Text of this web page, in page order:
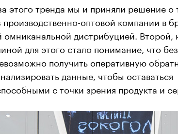
этого тренда мы и приняли решение
производственно-оптовой компании в
омниканальной дистрибуцией. Второй,
для этого стало понимание, что
получить оперативную
данные, чтобы оставаться
с точки зрения продукта и